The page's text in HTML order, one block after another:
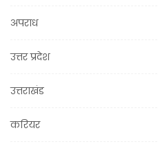
अपराध
उत्तर प्रदेश
उत्तराखंड
करियर